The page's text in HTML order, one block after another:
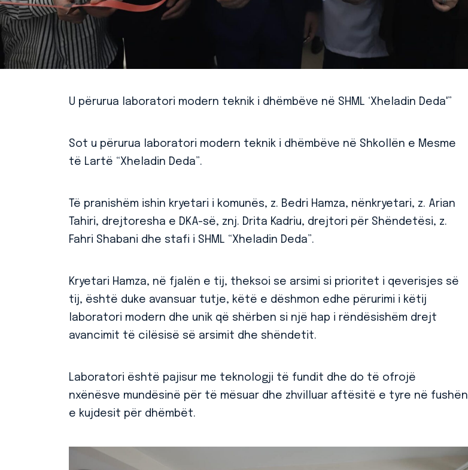
U përurua laboratori modern teknik i dhëmbëve në SHML ‘Xheladin Deda'”
Sot u përurua laboratori modern teknik i dhëmbëve në Shkollën e Mesme
të Lartë “Xheladin Deda”.
Të pranishëm ishin kryetari i komunës, z. Bedri Hamza, nënkryetari, z. Arian
Tahiri, drejtoresha e DKA-së, znj. Drita Kadriu, drejtori për Shëndetësi, z.
Fahri Shabani dhe stafi i SHML “Xheladin Deda”.
Kryetari Hamza, në fjalën e tij, theksoi se arsimi si prioritet i qeverisjes së
tij, është duke avansuar tutje, këtë e dëshmon edhe përurimi i këtij
laboratori modern dhe unik që shërben si një hap i rëndësishëm drejt
avancimit të cilësisë së arsimit dhe shëndetit.
Laboratori është pajisur me teknologji të fundit dhe do të ofrojë
nxënësve mundësinë për të mësuar dhe zhvilluar aftësitë e tyre në fushën
e kujdesit për dhëmbët.